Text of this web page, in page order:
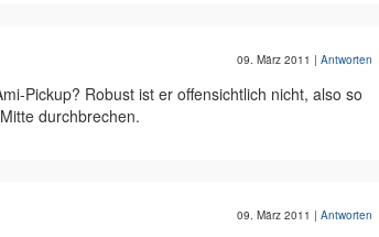
09. März 2011 | Antworten
Pickup? Robust ist er offensichtlich nicht, also so
durchbrechen.
09. März 2011 | Antworten